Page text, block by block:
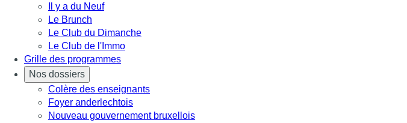
Il y a du Neuf
Le Brunch
Le Club du Dimanche
Le Club de l'Immo
Grille des programmes
Nos dossiers
Colère des enseignants
Foyer anderlechtois
Nouveau gouvernement bruxellois